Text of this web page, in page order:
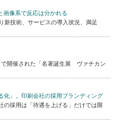
画像系で反応は分かれる
新技術、サービスの導入状況、満足
開催された「名著誕生展 ヴァチカン
化」。印刷会社の採用ブランディング
の採用は「待遇を上げる」だけでは限